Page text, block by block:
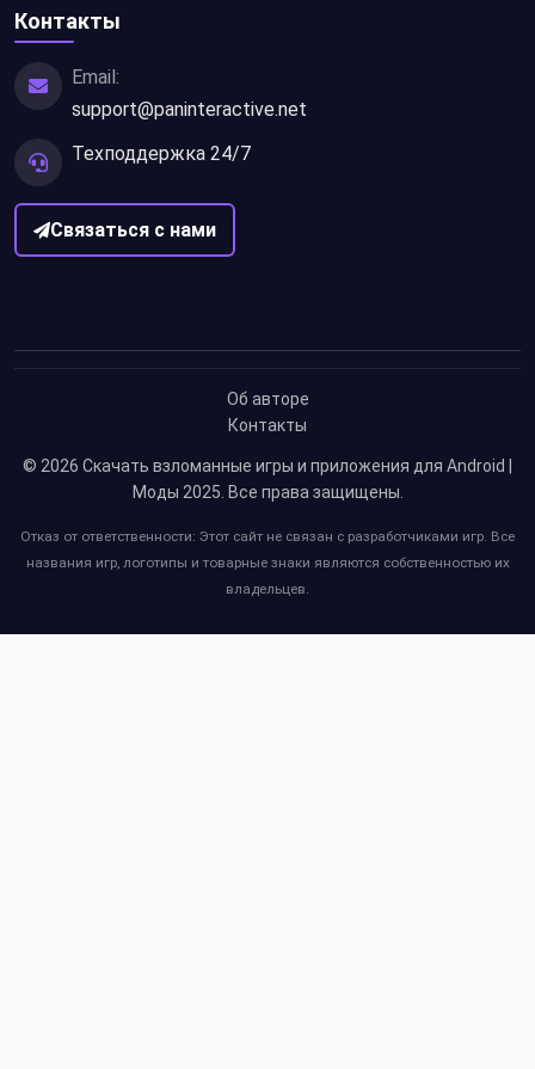
Контакты
Email:
support@paninteractive.net
Техподдержка 24/7
Связаться с нами
Об авторе
Контакты
© 2026 Скачать взломанные игры и приложения для Android |
Моды 2025. Все права защищены.
Отказ от ответственности: Этот сайт не связан с разработчиками игр. Все
названия игр, логотипы и товарные знаки являются собственностью их
владельцев.